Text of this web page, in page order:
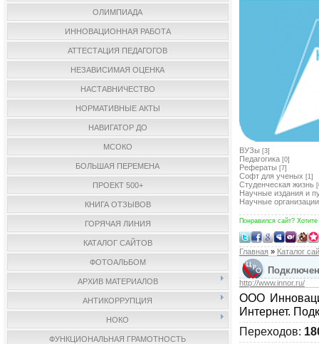
ОЛИМПИАДА
ИННОВАЦИОННАЯ РАБОТА
АТТЕСТАЦИЯ ПЕДАГОГОВ
НЕЗАВИСИМАЯ ОЦЕНКА
НАСТАВНИЧЕСТВО
НОРМАТИВНЫЕ АКТЫ
НАВИГАТОР ДО
МСОКО
БОЛЬШАЯ ПЕРЕМЕНА
ПРОЕКТ 500+
КНИГА ОТЗЫВОВ
ГОРЯЧАЯ ЛИНИЯ
КАТАЛОГ САЙТОВ
ФОТОАЛЬБОМ
АРХИВ МАТЕРИАЛОВ
АНТИКОРРУПЦИЯ
НОКО
ФУНКЦИОНАЛЬНАЯ ГРАМОТНОСТЬ
ВУЗы [3]
Педагогика [0]
Рефераты [7]
Софт для ученых [1]
Студенческая жизнь
Научные издания и
Научные организации
Понравился сайт?
Главная » Каталог
http://www.innor.ru/
ООО
Интернет.
Переходов: